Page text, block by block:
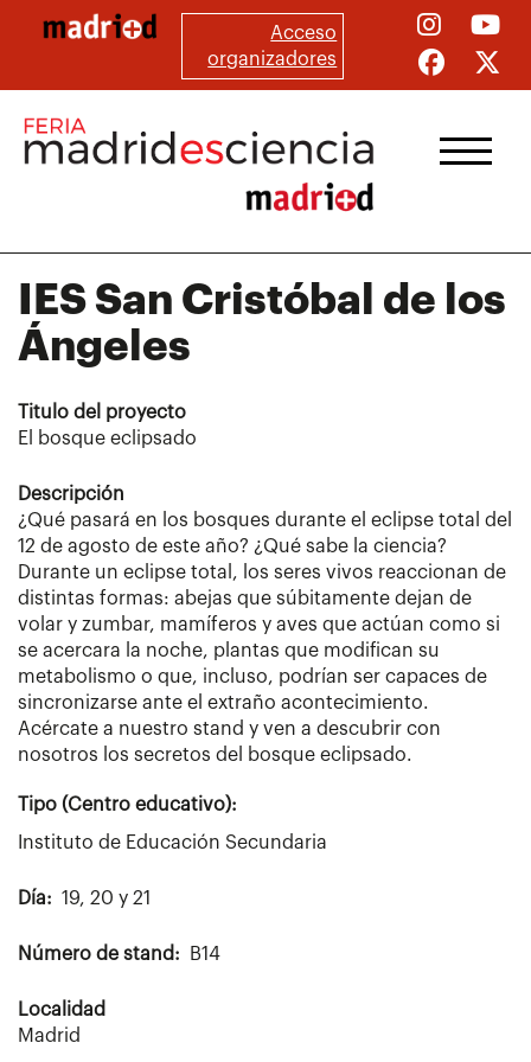
principal
Acceso
organizadores
IES San Cristóbal de los
Ángeles
Titulo del proyecto
El bosque eclipsado
Descripción
¿Qué pasará en los bosques durante el eclipse total del
12 de agosto de este año? ¿Qué sabe la ciencia?
Durante un eclipse total, los seres vivos reaccionan de
distintas formas: abejas que súbitamente dejan de
volar y zumbar, mamíferos y aves que actúan como si
se acercara la noche, plantas que modifican su
metabolismo o que, incluso, podrían ser capaces de
sincronizarse ante el extraño acontecimiento.
Acércate a nuestro stand y ven a descubrir con
nosotros los secretos del bosque eclipsado.
Tipo (Centro educativo):
Instituto de Educación Secundaria
Día 19, 20 y 21
Número de stand B14
Localidad
Madrid